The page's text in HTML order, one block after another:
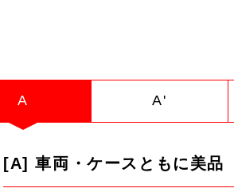
A A'
[A] 車両・ケースともに美品